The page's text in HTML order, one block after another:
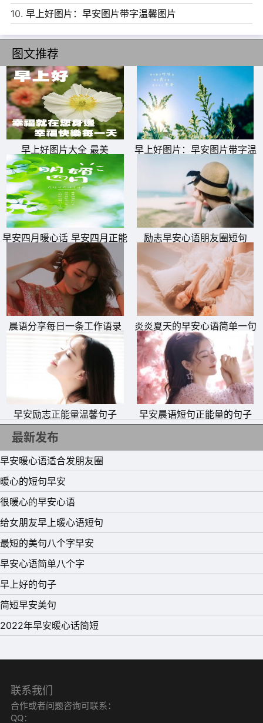
笑当成一个习惯。愿你微笑今天。早安!
7、每天醒来，将微笑别在衣襟，就会遇见更多美好!让每一
个简单的日子，开成一朵花!早安!
8、一朵花的凋零荒芜不了整个春天，一次挫折也不至于一
败涂地，行至水穷处，坐看云起时，若随遇而安，随和淡然
处处都是风景，天天都是晴天。早安!
9、世间的任何世物，追求的过程总要比享受的时候更有
趣。所以，停止抱怨吧，用心去感受追逐的乐趣。早安!
10、生活就是这样，当你认为自己走投无路，差到最低点的
时候，就是转机出现的时候。早安!
11、在所谓“人世间”摸爬滚打至今，我唯一愿意视为真理
的，就只有这一句话：一切都会过去的。
12、生活其实很简单，就是给自己微笑，给身边的人温暖，
把颜色留给岁月，把简单留给自己。早安!
13、做不到别人眼中的强者也没关系，做到最好的自己就
好，早安!
14、微笑，一个多么简单的动作，只须将嘴角轻轻地上扬，
就会让他人感觉很舒心。生活中多一点微笑，就会多一点自
暖，有阳光的一天最美好。早安!
10. 早上好图片：早安图片带字温馨图片
图文推荐
早上好图片大全 最美
早上好图片：早安图片带字温
馨图片
早安四月暖心话 早安四月正能
量句子、图片
励志早安心语朋友圈短句
晨语分享每日一条工作语录
炎炎夏天的早安心语简单一句
话
早安励志正能量温馨句子 早安晨语短句正能量的句子
最新发布
早安暖心语适合发朋友圈
暖心的短句早安
很暖心的早安心语
给女朋友早上暖心语短句
最短的美句八个字早安
早安心语简单八个字
早上好的句子
简短早安美句
2022年早安暖心话简短
联系我们
合作或者问题咨询可联系：
QQ：